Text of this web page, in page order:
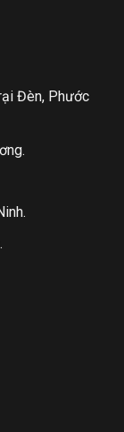
Đèn, Phước